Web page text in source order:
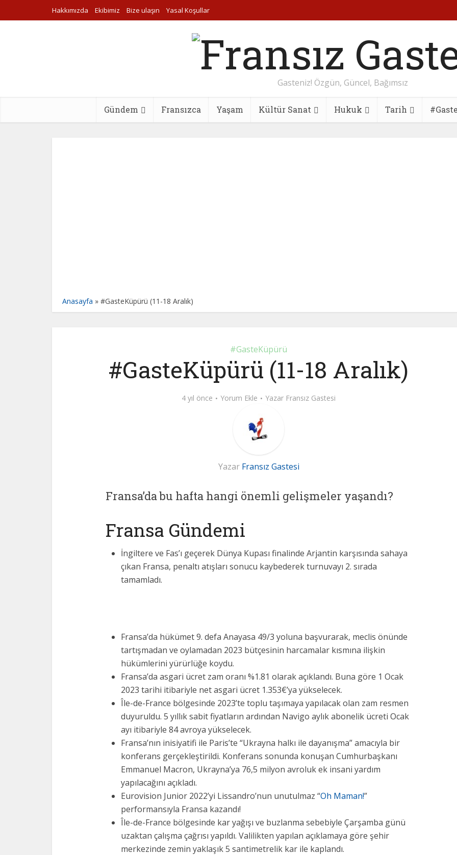
Hakkımızda Ekibimiz Bize ulaşın Yasal Koşullar
Gasteniz! Özgün, Güncel, Bağımsız
Gündem Fransızca Yaşam Kültür Sanat Hukuk Tarih
Anasayfa » #GasteKüpürü (11-18 Aralık)
#GasteKüpürü
#GasteKüpürü (11-18 Aralık)
4 yıl önce Yorum Ekle Yazar Fransız Gastesi
Yazar Fransız Gastesi
Fransa’da bu hafta hangi önemli gelişmeler yaşandı?
Fransa Gündemi
İngiltere ve Fas’ı geçerek Dünya Kupası finalinde Arjantin karşısında sahaya
çıkan Fransa, penaltı atışları sonucu kaybederek turnuvayı 2. sırada
tamamladı.
Fransa’da hükümet 9. defa Anayasa 49/3 yoluna başvurarak, meclis önünde
tartışmadan ve oylamadan 2023 bütçesinin harcamalar kısmına ilişkin
hükümlerini yürürlüğe koydu.
Fransa’da asgari ücret zam oranı %1.81 olarak açıklandı. Buna göre 1 Ocak
2023 tarihi itibariyle net asgari ücret 1.353€’ya yükselecek.
Île-de-France bölgesinde 2023’te toplu taşımaya yapılacak olan zam resmen
duyuruldu. 5 yıllık sabit fiyatların ardından Navigo aylık abonelik ücreti Ocak
ayı itibariyle 84 avroya yükselecek.
Fransa’nın inisiyatifi ile Paris’te “Ukrayna halkı ile dayanışma” amacıyla bir
konferans gerçekleştirildi. Konferans sonunda konuşan Cumhurbaşkanı
Emmanuel Macron, Ukrayna’ya 76,5 milyon avroluk ek insani yardım
yapılacağını açıkladı.
Eurovision Junior 2022’yi Lissandro’nun unutulmaz “Oh Maman!”
performansıyla Fransa kazandı!
Île-de-France bölgesinde kar yağışı ve buzlanma sebebiyle Çarşamba günü
uzaktan çalışma çağrısı yapıldı. Valilikten yapılan açıklamaya göre şehir
merkezinde zemin yaklaşık 5 santimetrelik kar ile kaplandı.